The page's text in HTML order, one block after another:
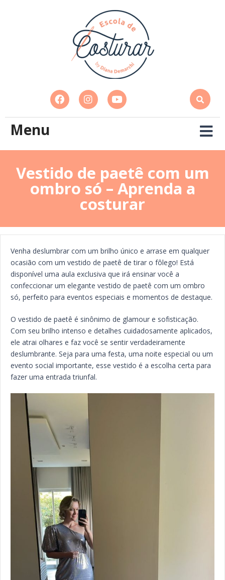
Menu
Vestido de paetê com um
ombro só – Aprenda a
costurar
Venha deslumbrar com um brilho único e arrase em qualquer
ocasião com um vestido de paetê de tirar o fôlego! Está
disponível uma aula exclusiva que irá ensinar você a
confeccionar um elegante vestido de paetê com um ombro
só, perfeito para eventos especiais e momentos de destaque.
O vestido de paetê é sinônimo de glamour e sofisticação.
Com seu brilho intenso e detalhes cuidadosamente aplicados,
ele atrai olhares e faz você se sentir verdadeiramente
deslumbrante. Seja para uma festa, uma noite especial ou um
evento social importante, esse vestido é a escolha certa para
fazer uma entrada triunfal.